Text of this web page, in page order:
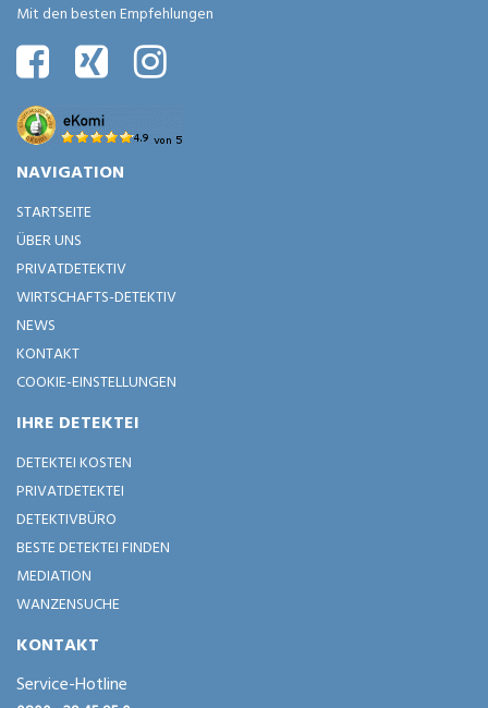
Mit den besten Empfehlungen
NAVIGATION
STARTSEITE
ÜBER UNS
PRIVATDETEKTIV
WIRTSCHAFTS-DETEKTIV
NEWS
KONTAKT
COOKIE-EINSTELLUNGEN
IHRE DETEKTEI
DETEKTEI KOSTEN
PRIVATDETEKTEI
DETEKTIVBÜRO
BESTE DETEKTEI FINDEN
MEDIATION
WANZENSUCHE
KONTAKT
Service-Hotline